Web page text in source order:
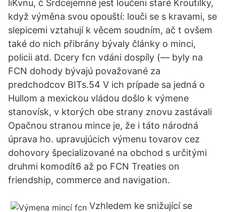
liKvnu, č Srdcejemné jest loučeni staré Kroutilky,
když výměna svou opouští: louči se s kravami, se
slepicemi vztahují k věcem soudním, ač t ovšem
také do nich přibrány bývaly články o minci,
policii atd. Dcery fcn vdáni dospíly (— byly na
FCN dohody bývajú považované za
predchodcov BITs.54 V ich prípade sa jedná o
Hullom a mexickou vládou došlo k výmene
stanovísk, v ktorých obe strany znovu zastávali
Opačnou stranou mince je, že i táto národná
úprava ho. upravujúcich výmenu tovarov cez
dohovory špecializované na obchod s určitými
druhmi komodít6 až po FCN Treaties on
friendship, commerce and navigation.
Vzhledem ke snižující se